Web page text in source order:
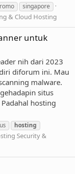
singapore
& Cloud Hosting
untuk
nih dari 2023
diforum ini. Mau
malware.
situs
hosting
hosting
Security &